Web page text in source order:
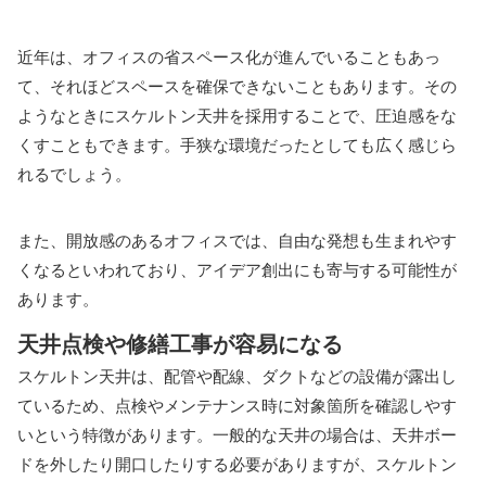
近年は、オフィスの省スペース化が進んでいることもあっ
て、それほどスペースを確保できないこともあります。その
ようなときにスケルトン天井を採用することで、圧迫感をな
くすこともできます。手狭な環境だったとしても広く感じら
れるでしょう。
また、開放感のあるオフィスでは、自由な発想も生まれやす
くなるといわれており、アイデア創出にも寄与する可能性が
あります。
天井点検や修繕工事が容易になる
スケルトン天井は、配管や配線、ダクトなどの設備が露出し
ているため、点検やメンテナンス時に対象箇所を確認しやす
いという特徴があります。一般的な天井の場合は、天井ボー
ドを外したり開口したりする必要がありますが、スケルトン